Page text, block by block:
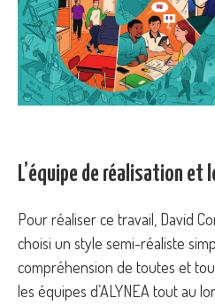
L’équipe de réalisation
Pour réaliser ce travail, David
choisi un style semi-réaliste
compréhension de toutes et
les équipes d’ALYNEA tout au